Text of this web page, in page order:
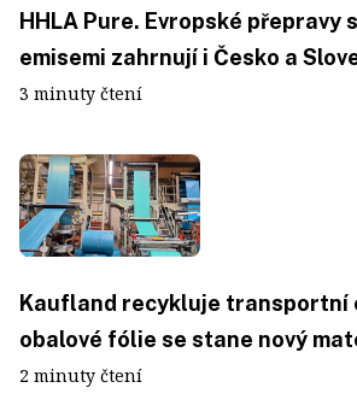
HHLA Pure. Evropské přepravy
emisemi zahrnují i Česko a
3 minuty čtení
Kaufland recykluje transportní
obalové fólie se stane nový
2 minuty čtení